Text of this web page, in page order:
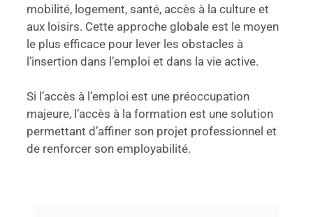
mobilité, logement, santé, accès à la culture et
aux loisirs. Cette approche globale est le moyen
le plus efficace pour lever les obstacles à
l’insertion dans l’emploi et dans la vie active.
Si l’accès à l’emploi est une préoccupation
majeure, l’accès à la formation est une solution
permettant d’affiner son projet professionnel et
de renforcer son employabilité.